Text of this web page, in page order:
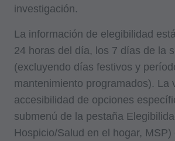
investigación.
La información de elegibilidad
24 horas del día, los 7 días de la
(excluyendo días festivos y
mantenimiento programados). La
accesibilidad de opciones
submenú de la pestaña
Hospicio/Salud en el hogar,